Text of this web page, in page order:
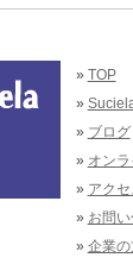
» TOP
»
» ブログ
» オン
» アクセ
» お問
» 企業の